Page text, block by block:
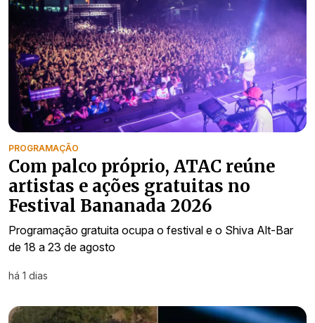
PROGRAMAÇÃO
Com palco próprio, ATAC reúne
artistas e ações gratuitas no
Festival Bananada 2026
Programação gratuita ocupa o festival e o Shiva Alt-Bar
de 18 a 23 de agosto
há 1 dias